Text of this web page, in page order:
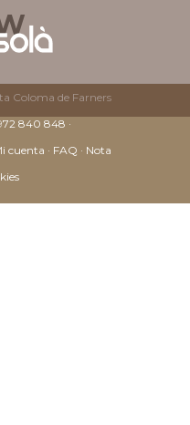
Coloma de Farners
840 848 ·
cuenta · FAQ · Nota